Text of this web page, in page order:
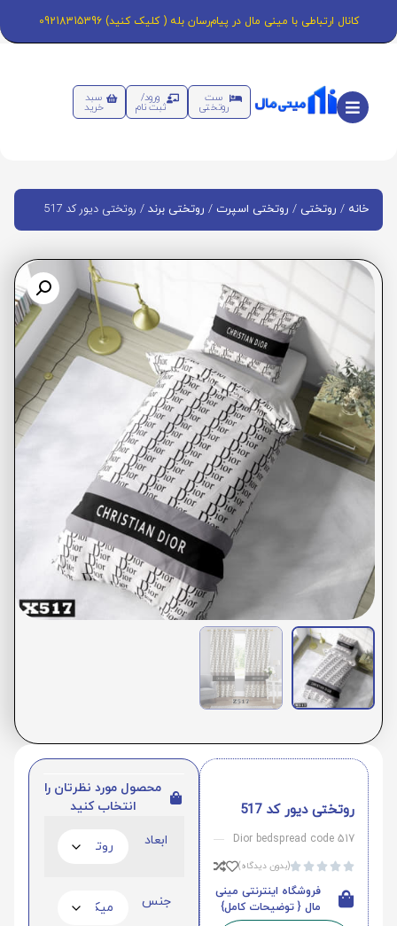
کانال ارتباطی با مینی مال در پیام‌رسان بله ( کلیک کنید) 09218315396
ست
روتختی
ورود/
ثبت نام
سبد
خرید
خانه / روتختی / روتختی اسپرت / روتختی برند / روتختی دیور کد 517
روتختی دیور کد 517
Dior bedspread code 517




(بدون دیدگاه)
فروشگاه اینترنتی مینی
مال { توضیحات کامل}
محصول مورد نظرتان را
انتخاب کنید
ابعاد
جنس